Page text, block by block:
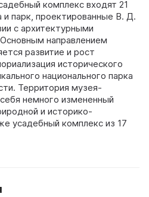
комплекс входят 21
парк, проектированные В. Д.
с архитектурными
направлением
развитие и рост
исторического
национального парка
Территория музея-
немного измененный
и историко-
усадебный комплекс из 17